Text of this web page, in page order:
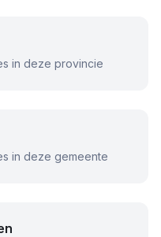
in deze provincie
in deze gemeente